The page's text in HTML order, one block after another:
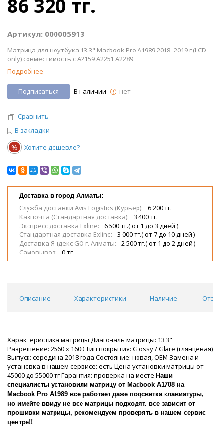
86 320 тг.
Артикул: 000005913
Матрица для ноутбука 13.3" Macbook Pro A1989 2018- 2019 г (LCD
only) совместимость с A2159 A2251 A2289
Подробнее
Подписаться В наличии нет
Сравнить
В закладки
% Хотите дешевле?
Доставка в город Алматы:
Служба доставки Avis Logistics (Курьер):
6 200 тг.
Казпочта (Стандартная доставка):
3 400 тг.
Экспресс доставка Exline:
6 500 тг.( от 1 до 3 дней )
Стандартная доставка Exline:
3 000 тг.( от 7 до 10 дней )
Доставка Яндекс GO г. Алматы:
2 500 тг.( от 1 до 2 дней )
Самовывоз:
0 тг.
Описание Характеристики Наличие
Характеристика матрицы Диагональ матрицы: 13.3"
Разрешение: 2560 x 1600 Тип покрытия: Glossy / Glare (глянцевая)
Выпуск: середина 2018 года Состояние: новая, OEM Замена и
установка в нашем сервисе: есть Цена установки матрицы от
45000 до 55000 тг Гарантия: проверка на месте Наши
специалисты установили матрицу от Macbook A1708 на
Macbook Pro A1989 все работает даже подсветка клавиатуры,
но имейте ввиду не все матрицы подходят, все зависит от
прошивки матрицы, рекомендуем проверять в нашем сервис
центре!!